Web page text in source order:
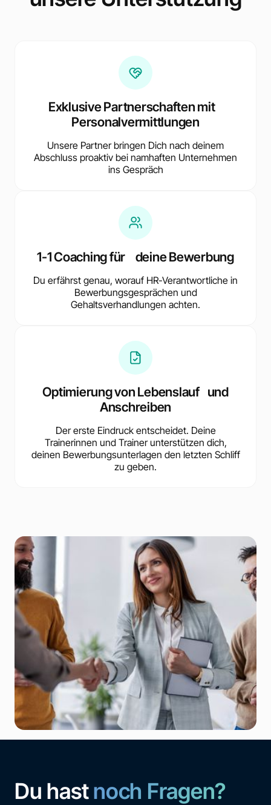
Exklusive Partnerschaften mit
Personalvermittlungen
Unsere Partner bringen Dich nach deinem
Abschluss proaktiv bei namhaften Unternehmen
ins Gespräch
1-1 Coaching für deine Bewerbung
Du erfährst genau, worauf HR-Verantwortliche in
Bewerbungsgesprächen und
Gehaltsverhandlungen achten.
Optimierung von Lebenslauf und
Anschreiben
Der erste Eindruck entscheidet. Deine
Trainerinnen und Trainer unterstützen dich,
deinen Bewerbungsunterlagen den letzten Schliff
zu geben.
Du hastnoch Fragen?